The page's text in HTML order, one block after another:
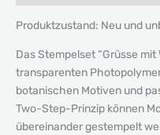
Produktzustand: Neu und
Das Stempelset “Grüsse
transparenten
botanischen Motiven und
Two-Step-Prinzip können
übereinander gestempelt